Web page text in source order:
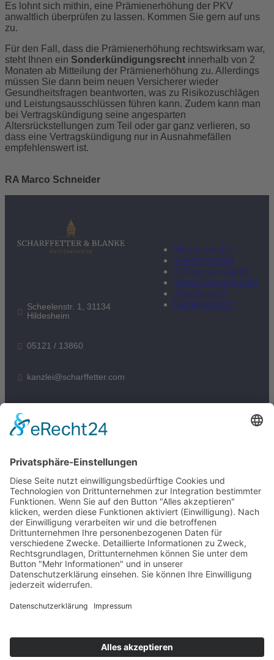
Es lohnt sich mithin, eine Prämienerhöhung der PKV
anwaltlich überprüfen zu lassen. Kommen Sie gern auf uns
zu.
Für den Fall, dass die Prämienerhöhung rechtswirksam war,
steht Ihnen ein Sonderkündigungsrecht innerhalb von 2
Monaten ab Mitteilung der Prämienerhöhung zu. Allerdings
müssen Sie dann beim neuen Versicherer wieder
Gesundheitsfragen beantworten, was zu Risikozuschlägen
und Leistungsausschlüssen führen kann. Zudem kann man
bei Vertragskündigung seine angesparten
Altersrückstellungen zum Teil oder gar ganz verlieren, so
dass eine Vertragskündigung nur in Ausnahmefällen
empfehlenswert ist.
RA Marco Schneider
Scheelenstr. 1, 31134
Hildesheim
05121 / 13860
kanzlei@scharffetter.com
Medizinrecht
Verkehrsrecht
Schmerzensgeld
Versicherungsrecht
Arbeitsrecht
Familienrecht
Datenschutzerklärung
Impressum
Cookie-Hinweis
05121 / 13860
Kontaktformular